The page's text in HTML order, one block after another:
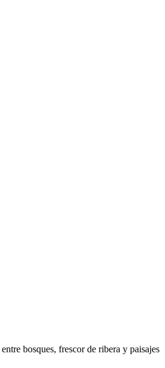
entre bosques, frescor de ribera y paisajes